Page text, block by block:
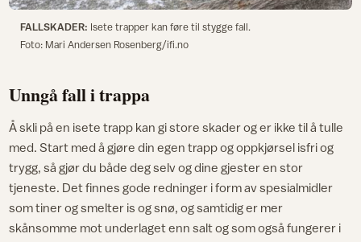
FALLSKADER: Isete trapper kan føre til stygge fall.
Foto: Mari Andersen Rosenberg/ifi.no
Unngå fall i trappa
Å skli på en isete trapp kan gi store skader og er ikke til å tulle
med. Start med å gjøre din egen trapp og oppkjørsel isfri og
trygg, så gjør du både deg selv og dine gjester en stor
tjeneste. Det finnes gode redninger i form av spesialmidler
som tiner og smelter is og snø, og samtidig er mer
skånsomme mot underlaget enn salt og som også fungerer i